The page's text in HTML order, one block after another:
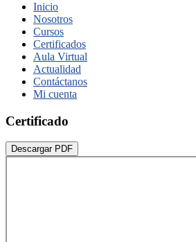
Inicio
Nosotros
Cursos
Certificados
Aula Virtual
Actualidad
Contáctanos
Mi cuenta
Certificado
Descargar PDF